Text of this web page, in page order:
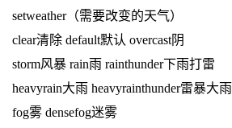
setweather（需要改变的天气）
clear清除 default默认 overcast阴
storm风暴 rain雨 rainthunder下雨打雷
heavyrain大雨 heavyrainthunder雷暴大雨
fog雾 densefog迷雾